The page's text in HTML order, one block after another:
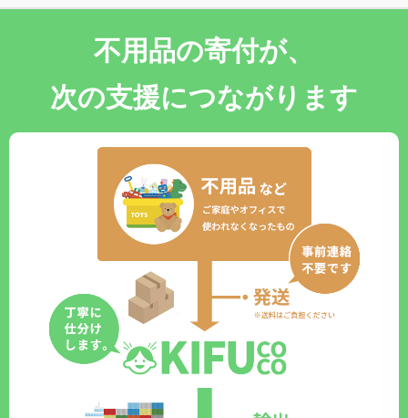
不用品の寄付が、
次の支援につながります